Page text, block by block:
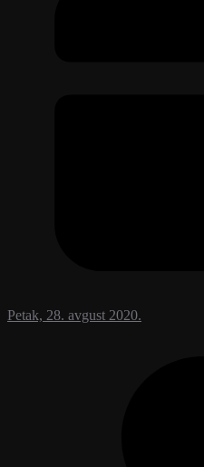
Petak, 28. avgust 2020.